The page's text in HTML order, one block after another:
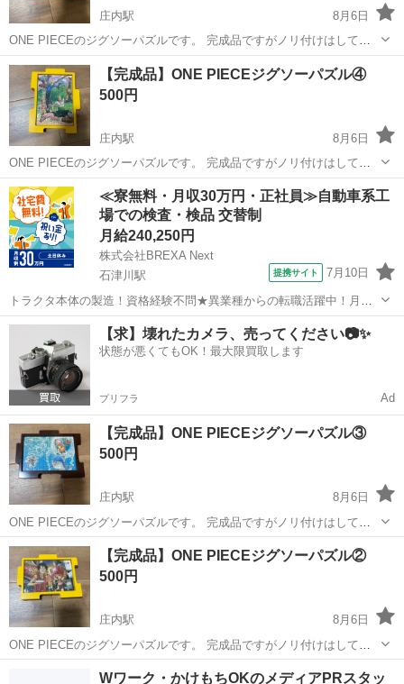
庄内駅
8月6日
ONE PIECEのジグソーパズルです。 完成品ですがノリ付けはしてま
せん。 現物のお渡しとなります。 引っ越しに伴い精査し出品です。
もともと部屋に飾っていたものとなりますので ノークレーム、ノーリ
ターンでお願いします。
大阪 豊中市 庄内駅 ジグソーパズル
【完成品】ONE PIECEジグソーパズル④
500円
庄内駅
8月6日
ONE PIECEのジグソーパズルです。 完成品ですがノリ付けはしてま
せん。 現物のお渡しとなります。 引っ越しに伴い精査し出品です。
もともと部屋に飾っていたものとなりますので ノークレーム、ノーリ
ターンでお願いします。
大阪 豊中市 庄内駅 パズル ジグソーパズル
≪寮無料・月収30万円・正社員≫自動車系工
場での検査・検品 交替制
月給240,250円
株式会社BREXA Next
石津川駅
提携サイト 7月10日
トラクタ本体の製造！資格経験不問★異業種からの転職活躍中！月収
例29万円以上！生活支援物資事前対応可◎即日入寮OK！寮費はずっと
無料＆備品付き1R寮完備！赴任旅費会社負担！工場まで無料送迎あり
◎《大阪府堺市》 人気の工場の...
大阪 堺市 石津川駅
【求】壊れたカメラ、売ってください📷✨
状態が悪くてもOK！最大限買取します
プリフラ Ad
【完成品】ONE PIECEジグソーパズル③
500円
庄内駅
8月6日
ONE PIECEのジグソーパズルです。 完成品ですがノリ付けはしてま
せん。 現物のお渡しとなります。 引っ越しに伴い精査し出品です。
もともと部屋に飾っていたものとなりますので ノークレーム、ノーリ
ターンでお願いします。
大阪 豊中市 庄内駅 ジグソーパズル
【完成品】ONE PIECEジグソーパズル②
500円
庄内駅
8月6日
ONE PIECEのジグソーパズルです。 完成品ですがノリ付けはしてま
せん。 現物のお渡しとなります。 引っ越しに伴い精査し出品です。
もともと部屋に飾っていたものとなりますので ノークレーム、ノーリ
庄内駅 パズル ジグソーパズル
Wワーク・かけもちOKのメディアPRスタッ